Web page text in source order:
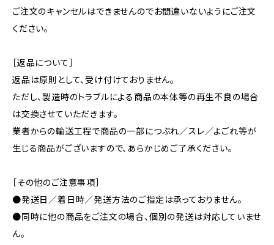
ご注文のキャンセルはできませんのでお間違いないようにご注文
ください。
［返品について］
返品は原則として、受け付けておりません。
ただし、製造時のトラブルによる商品の本体等の再生不良の場合
は交換させていただきます。
業者からの輸送工程で商品の一部につぶれ／スレ／よごれ等が
生じる商品がございますので、あらかじめご了承ください。
［その他のご注意事項］
●発送日／着日時／発送方法のご指定は承っておりません。
●同時に他の商品をご注文の場合、個別の発送は対応していませ
ん。